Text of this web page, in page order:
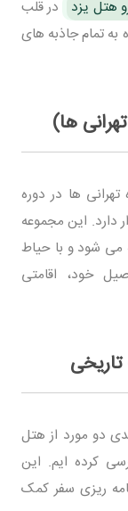
هتل یزد
در قلب
به تمام جاذبه های
ها)
ساله خانواده تهرانی ها در دوره
دارد. این مجموعه
می شود و با حیاط
خود، اقامتی
دو مورد از هتل
کرده ایم. این
ریزی سفر کمک